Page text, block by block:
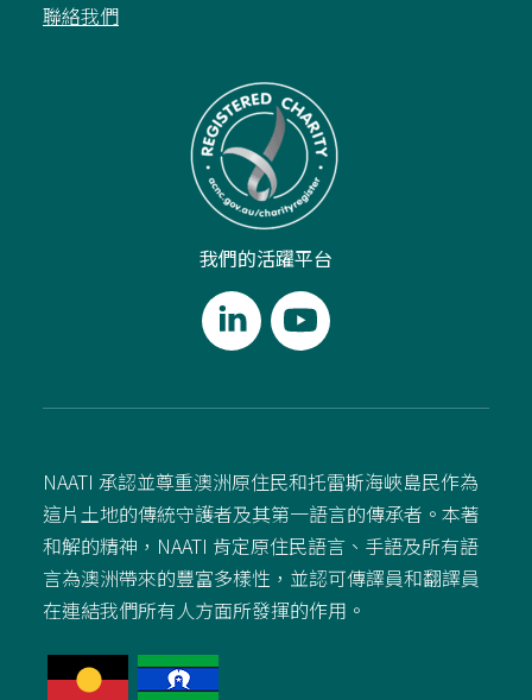
聯絡我們
我們的活躍平台
NAATI 承認並尊重澳洲原住民和托雷斯海峽島民作為
這片土地的傳統守護者及其第一語言的傳承者。本著
和解的精神，NAATI 肯定原住民語言、手語及所有語
言為澳洲帶來的豐富多樣性，並認可傳譯員和翻譯員
在連結我們所有人方面所發揮的作用。